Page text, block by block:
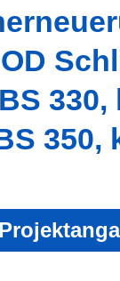
330,
350,